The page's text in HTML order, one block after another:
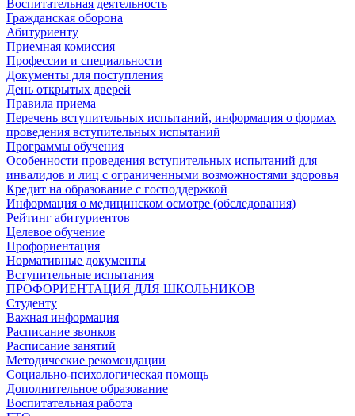
Воспитательная деятельность
Гражданская оборона
Абитуриенту
Приемная комиссия
Профессии и специальности
Документы для поступления
День открытых дверей
Правила приема
Перечень вступительных испытаний, информация о формах
проведения вступительных испытаний
Программы обучения
Особенности проведения вступительных испытаний для
инвалидов и лиц с ограниченными возможностями здоровья
Кредит на образование с господдержкой
Информация о медицинском осмотре (обследования)
Рейтинг абитуриентов
Целевое обучение
Профориентация
Нормативные документы
Вступительные испытания
ПРОФОРИЕНТАЦИЯ ДЛЯ ШКОЛЬНИКОВ
Студенту
Важная информация
Расписание звонков
Расписание занятий
Методические рекомендации
Социально-психологическая помощь
Дополнительное образование
Воспитательная работа